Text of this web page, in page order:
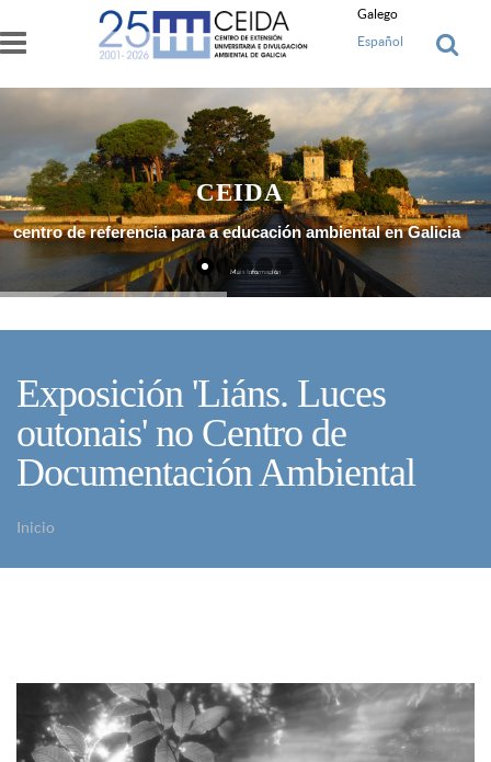
Ir o contido principal
Galego
Español
centro de referencia para a educación ambiental en Galicia
Máis Información
CEIDA
Exposición 'Liáns. Luces
outonais' no Centro de
Documentación Ambiental
Inicio